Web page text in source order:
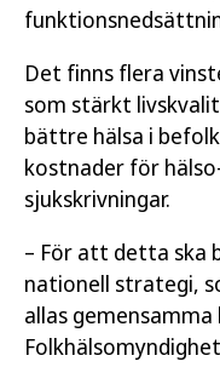
Det finns flera
som stärkt
bättre hälsa i
kostnader för
sjukskrivningar.
– För att detta ska
nationell strategi,
allas